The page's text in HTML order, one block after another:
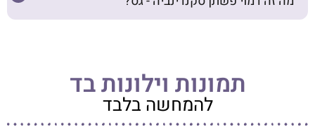
תמונות וילונות בד
להמחשה בלבד